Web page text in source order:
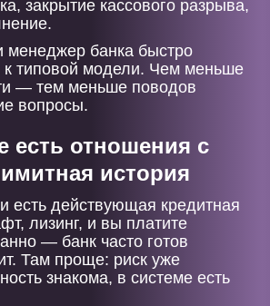
закрытие кассового разрыва,
менеджер банка быстро
к типовой модели. Чем меньше
— тем меньше поводов
вопросы.
есть отношения с
история
есть действующая кредитная
лизинг, и вы платите
— банк часто готов
Там проще: риск уже
знакома, в системе есть